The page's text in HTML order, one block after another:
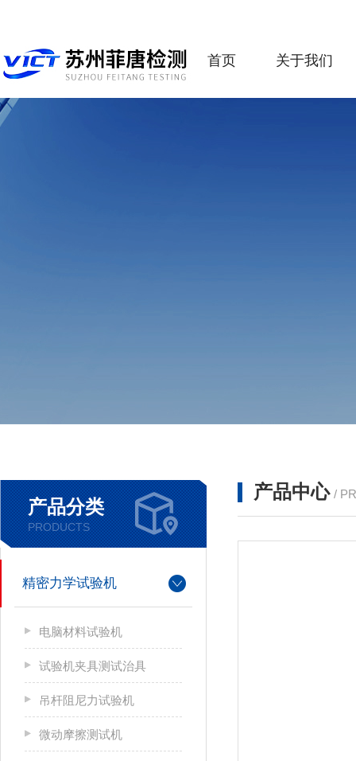
首页 关于我们
产品分类
PRODUCTS
精密力学试验机
电脑材料试验机
试验机夹具测试治具
吊杆阻尼力试验机
微动摩擦测试机
产品中心 /